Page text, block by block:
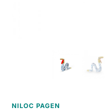
NILOC PAGEN